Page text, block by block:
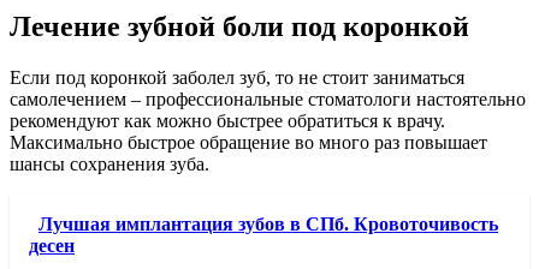
Лечение зубной боли под коронкой
Если под коронкой заболел зуб, то не стоит заниматься
самолечением – профессиональные стоматологи настоятельно
рекомендуют как можно быстрее обратиться к врачу.
Максимально быстрое обращение во много раз повышает
шансы сохранения зуба.
Лучшая имплантация зубов в СПб. Кровоточивость
десен